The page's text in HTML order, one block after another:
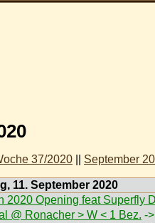
37/2020 September
11. September 2020
2020 Opening feat Superfly
@ Ronacher > W < 1 Bez. ->